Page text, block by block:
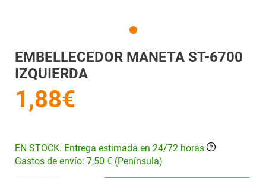
EMBELLECEDOR MANETA ST-6700
IZQUIERDA
1,88€
EN STOCK. Entrega estimada en 24/72 horas
Gastos de envío: 7,50 € (Península)